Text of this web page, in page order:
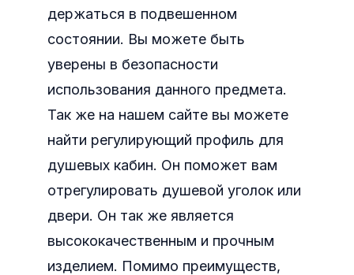
держаться в подвешенном
состоянии. Вы можете быть
уверены в безопасности
использования данного предмета.
Так же на нашем сайте вы можете
найти регулирующий профиль для
душевых кабин. Он поможет вам
отрегулировать душевой уголок или
двери. Он так же является
высококачественным и прочным
изделием. Помимо преимуществ,